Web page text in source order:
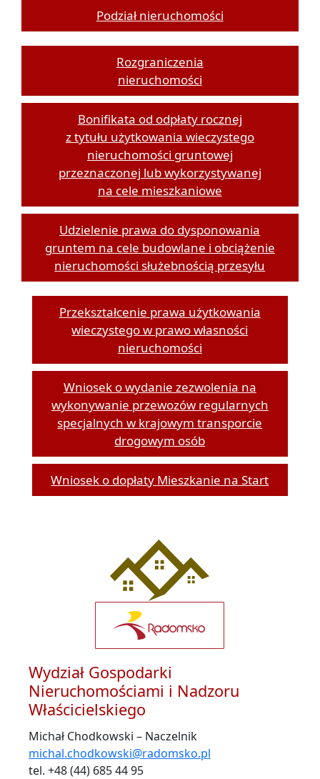
Podział nieruchomości
Rozgraniczenia
nieruchomości
Bonifikata od odpłaty rocznej
z tytułu użytkowania wieczystego
nieruchomości gruntowej
przeznaczonej lub wykorzystywanej
na cele mieszkaniowe
Udzielenie prawa do dysponowania
gruntem na cele budowlane i obciążenie
nieruchomości służebnością przesyłu
Przekształcenie prawa użytkowania
wieczystego w prawo własności
nieruchomości
Wniosek o wydanie zezwolenia na
wykonywanie przewozów regularnych
specjalnych w krajowym transporcie
drogowym osób
Wniosek o dopłaty Mieszkanie na Start
Wydział Gospodarki
Nieruchomościami i Nadzoru
Właścicielskiego
Michał Chodkowski – Naczelnik
michal.chodkowski@radomsko.pl
tel. +48 (44) 685 44 95